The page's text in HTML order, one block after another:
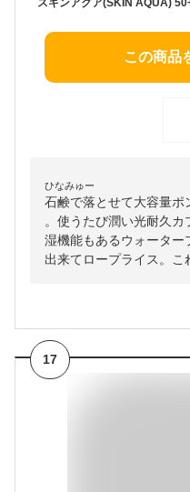
この商品
ひなみゅー
石鹸で落とせて大容量ポ
。使うたび潤い光耐久
湿機能もあるウォーター
出来てロープライス。こ
17